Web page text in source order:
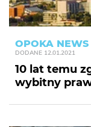
OPOKA NEWS
DODANE 12.01.2021
10 lat temu
wybitny